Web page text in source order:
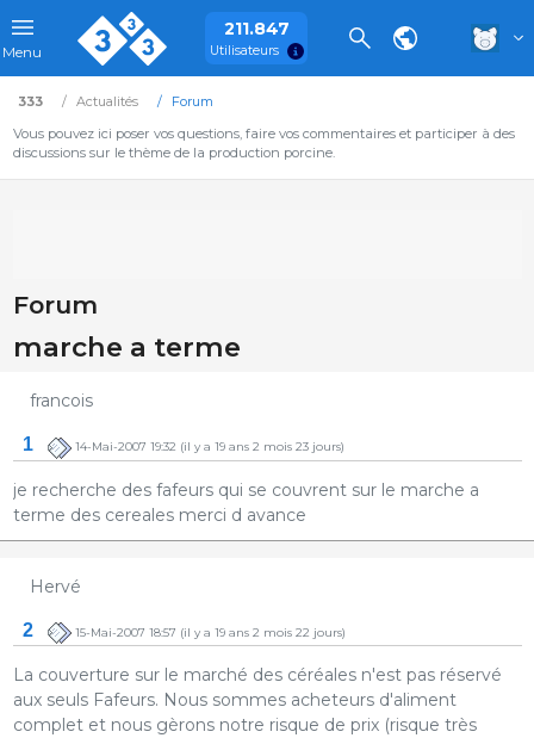
Menu
211.847
Utilisateurs
333 Actualités
Forum
Vous pouvez ici poser vos questions, faire vos commentaires et participer à des
discussions sur le thème de la production porcine.
Forum
marche a terme
francois
1 14-Mai-2007 19:32 (il y a 19 ans 2 mois 23 jours)
je recherche des fafeurs qui se couvrent sur le marche a
terme des cereales merci d avance
Hervé
2 15-Mai-2007 18:57 (il y a 19 ans 2 mois 22 jours)
La couverture sur le marché des céréales n'est pas réservé
aux seuls Fafeurs. Nous sommes acheteurs d'aliment
complet et nous gèrons notre risque de prix (risque très